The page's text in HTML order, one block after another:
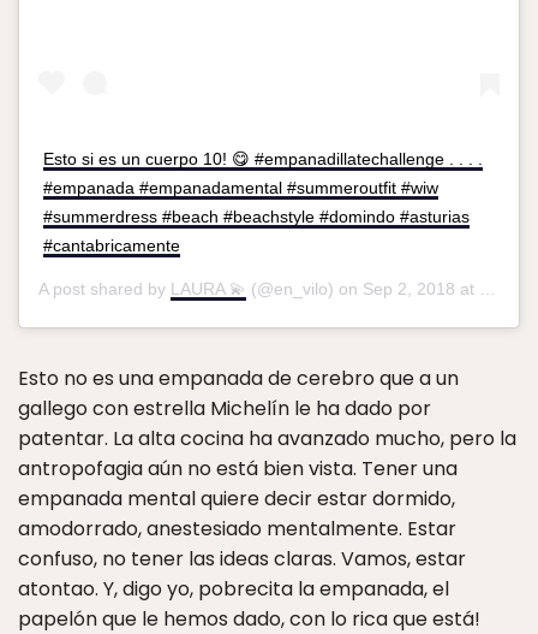
Esto si es un cuerpo 10! 😋 #empanadillatechallenge . . . .
#empanada #empanadamental #summeroutfit #wiw
#summerdress #beach #beachstyle #domindo #asturias
#cantabricamente
A post shared by LAURA 💫 (@en_vilo) on Sep 2, 2018 at 8:37am PDT
Esto no es una empanada de cerebro que a un
gallego con estrella Michelín le ha dado por
patentar. La alta cocina ha avanzado mucho, pero la
antropofagia aún no está bien vista. Tener una
empanada mental quiere decir estar dormido,
amodorrado, anestesiado mentalmente. Estar
confuso, no tener las ideas claras. Vamos, estar
atontao. Y, digo yo, pobrecita la empanada, el
papelón que le hemos dado, con lo rica que está!